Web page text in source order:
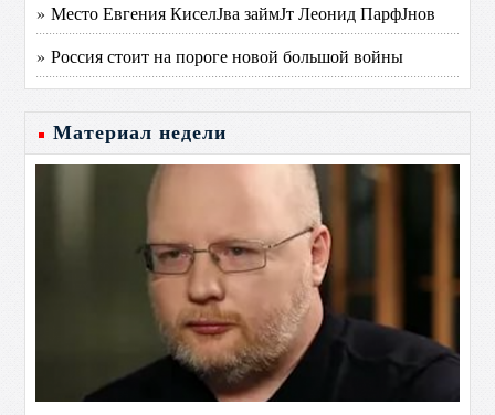
» Место Евгения КиселЈва займЈт Леонид ПарфЈнов
» Россия стоит на пороге новой большой войны
Материал недели